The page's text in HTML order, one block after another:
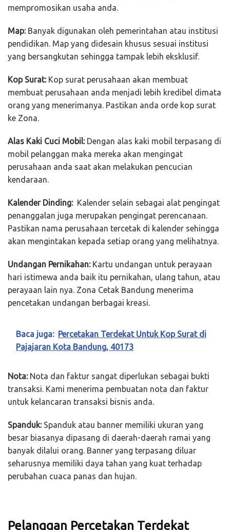
mempromosikan usaha anda.
Map:Banyak digunakan oleh pemerintahan atau institusi
pendidikan. Map yang didesain khusus sesuai institusi
yang bersangkutan sehingga tampak lebih eksklusif.
Kop Surat:Kop surat perusahaan akan membuat
membuat perusahaan anda menjadi lebih kredibel dimata
orang yang menerimanya. Pastikan anda orde kop surat
ke Zona.
Alas Kaki Cuci Mobil:Dengan alas kaki mobil terpasang di
mobil pelanggan maka mereka akan mengingat
perusahaan anda saat akan melakukan pencucian
kendaraan.
Kalender Dinding:Kalender selain sebagai alat pengingat
penanggalan juga merupakan pengingat perencanaan.
Pastikan nama perusahaan tercetak di kalender sehingga
akan mengintakan kepada setiap orang yang melihatnya.
Undangan Pernikahan:Kartu undangan untuk perayaan
hari istimewa anda baik itu pernikahan, ulang tahun, atau
perayaan lain nya. Zona Cetak Bandung menerima
pencetakan undangan berbagai kreasi.
Baca juga: Percetakan Terdekat Untuk Kop Surat di
Pajajaran Kota Bandung, 40173
Nota:Nota dan faktur sangat diperlukan sebagai bukti
transaksi. Kami menerima pembuatan nota dan faktur
untuk kelancaran transaksi bisnis anda.
Spanduk:Spanduk atau banner memiliki ukuran yang
besar biasanya dipasang di daerah-daerah ramai yang
banyak dilalui orang. Banner yang terpasang diluar
seharusnya memiliki daya tahan yang kuat terhadap
perubahan cuaca panas dan hujan.
Pelanggan Percetakan Terdekat